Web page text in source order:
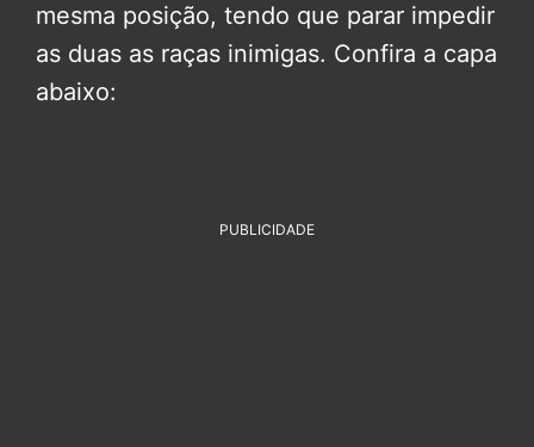
mesma posição, tendo que parar impedir
as duas as raças inimigas. Confira a capa
abaixo:
PUBLICIDADE